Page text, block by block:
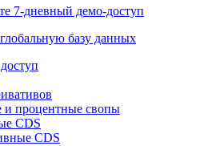
7-дневный демо-доступ
базу данных
процентные свопы
CDS
CDS